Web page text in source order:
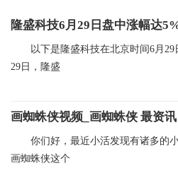
隆盛科技6月29日盘中涨幅达
以下是隆盛科技在北京时间6月29
29日，隆盛
画蜘蛛侠视频_画蜘蛛侠 最资讯
你们好，最近小活发现有诸多的
画蜘蛛侠这个